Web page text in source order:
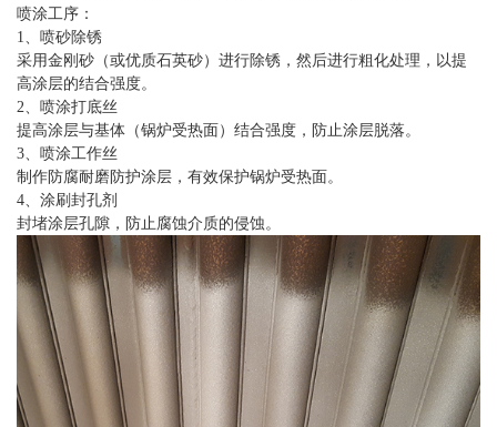
喷涂工序：
1、喷砂除锈
采用金刚砂（或优质石英砂）进行除锈，然后进行粗化处理，以提
高涂层的结合强度。
2、喷涂打底丝
提高涂层与基体（锅炉受热面）结合强度，防止涂层脱落。
3、喷涂工作丝
制作防腐耐磨防护涂层，有效保护锅炉受热面。
4、涂刷封孔剂
封堵涂层孔隙，防止腐蚀介质的侵蚀。